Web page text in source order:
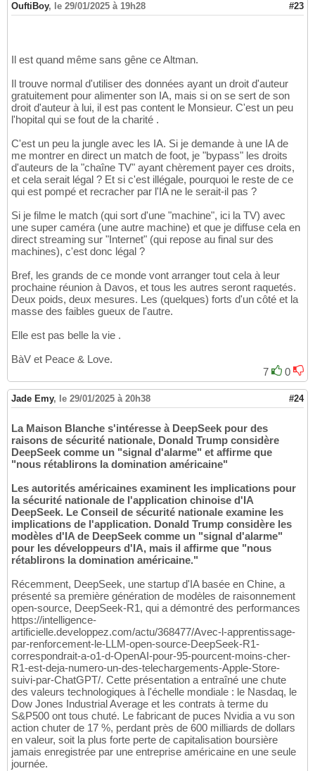
OuftiBoy, le 29/01/2025 à 19h28 #23
Il est quand même sans gêne ce Altman.
Il trouve normal d'utiliser des données ayant un droit d'auteur
gratuitement pour alimenter son IA, mais si on se sert de son
droit d'auteur à lui, il est pas content le Monsieur. C'est un peu
l'hopital qui se fout de la charité .
C'est un peu la jungle avec les IA. Si je demande à une IA de
me montrer en direct un match de foot, je "bypass" les droits
d'auteurs de la "chaîne TV" ayant chèrement payer ces droits,
et cela serait légal ? Et si c'est illégale, pourquoi le reste de ce
qui est pompé et recracher par l'IA ne le serait-il pas ?
Si je filme le match (qui sort d'une "machine", ici la TV) avec
une super caméra (une autre machine) et que je diffuse cela en
direct streaming sur "Internet" (qui repose au final sur des
machines), c'est donc légal ?
Bref, les grands de ce monde vont arranger tout cela à leur
prochaine réunion à Davos, et tous les autres seront raquetés.
Deux poids, deux mesures. Les (quelques) forts d'un côté et la
masse des faibles gueux de l'autre.
Elle est pas belle la vie .
BàV et Peace & Love.
7
0
Jade Emy, le 29/01/2025 à 20h38 #24
La Maison Blanche s'intéresse à DeepSeek pour des
raisons de sécurité nationale, Donald Trump considère
DeepSeek comme un "signal d'alarme" et affirme que
"nous rétablirons la domination américaine"
Les autorités américaines examinent les implications pour
la sécurité nationale de l'application chinoise d'IA
DeepSeek. Le Conseil de sécurité nationale examine les
implications de l'application. Donald Trump considère les
modèles d'IA de DeepSeek comme un "signal d'alarme"
pour les développeurs d'IA, mais il affirme que "nous
rétablirons la domination américaine."
Récemment, DeepSeek, une startup d'IA basée en Chine, a
présenté sa première génération de modèles de raisonnement
open-source, DeepSeek-R1, qui a démontré des performances
https://intelligence-
artificielle.developpez.com/actu/368477/Avec-l-apprentissage-
par-renforcement-le-LLM-open-source-DeepSeek-R1-
correspondrait-a-o1-d-OpenAI-pour-95-pourcent-moins-cher-
R1-est-deja-numero-un-des-telechargements-Apple-Store-
suivi-par-ChatGPT/. Cette présentation a entraîné une chute
des valeurs technologiques à l'échelle mondiale : le Nasdaq, le
Dow Jones Industrial Average et les contrats à terme du
S&P500 ont tous chuté. Le fabricant de puces Nvidia a vu son
action chuter de 17 %, perdant près de 600 milliards de dollars
en valeur, soit la plus forte perte de capitalisation boursière
jamais enregistrée par une entreprise américaine en une seule
journée.